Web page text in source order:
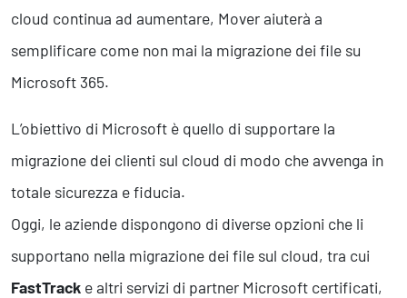
Safety
Sicurezza sul Lavoro
Assistenza Ambientale
Cyber Security
cloud continua ad aumentare, Mover aiuterà a
semplificare come non mai la migrazione dei file su
Microsoft 365.
L’obiettivo di Microsoft è quello di supportare la
migrazione dei clienti sul cloud di modo che avvenga in
totale sicurezza e fiducia.
Oggi, le aziende dispongono di diverse opzioni che li
supportano nella migrazione dei file sul cloud, tra cui
FastTrack e altri servizi di partner Microsoft certificati,